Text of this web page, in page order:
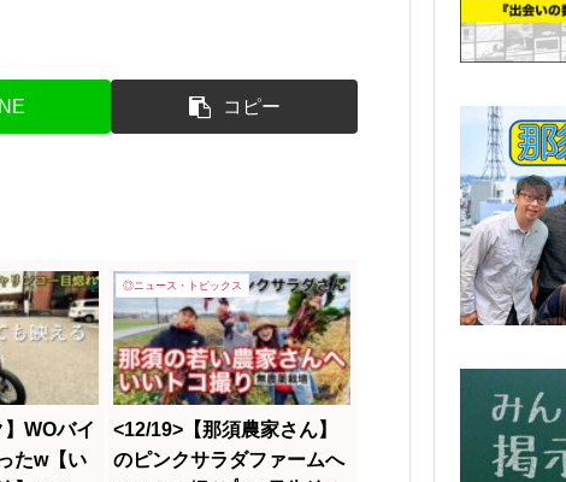
コピー
WOバイ
たw【い
◎ニュース・トピックス
<12/19>【那須農家さん】
のピンクサラダファームへ